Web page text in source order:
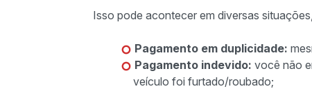
Isso pode acontecer em diversas
Pagamento em duplicidade:
Pagamento indevido: você não
veículo foi furtado/roubado;